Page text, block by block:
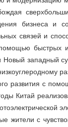
бизнеса и
связей и
быстрых и
Новый западный
развития с
Китай
жители с